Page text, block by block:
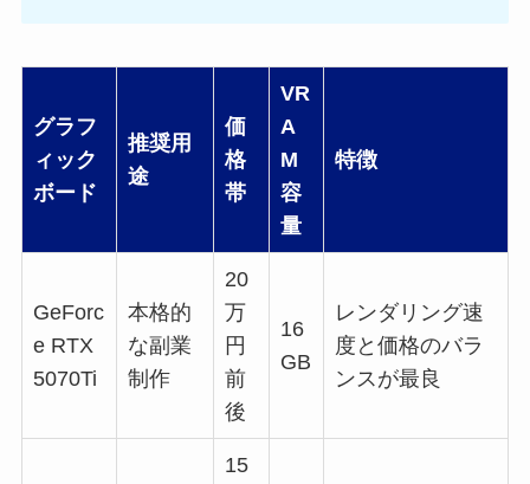
グラフ
ィック
ボード
推奨用
途
価
格
帯
VR
A
M
容
量
特徴
GeForc
e RTX
5070Ti
本格的
な副業
制作
20
万
円
前
後
16
GB
レンダリング速
度と価格のバラ
ンスが最良
15